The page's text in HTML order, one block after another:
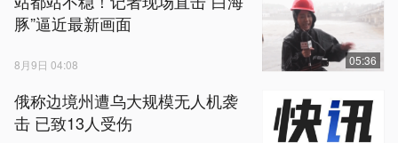
豚”逼近最新画面
8月9日 04:08 05:36
俄称边境州遭乌大规模无人机袭
击 已致13人受伤